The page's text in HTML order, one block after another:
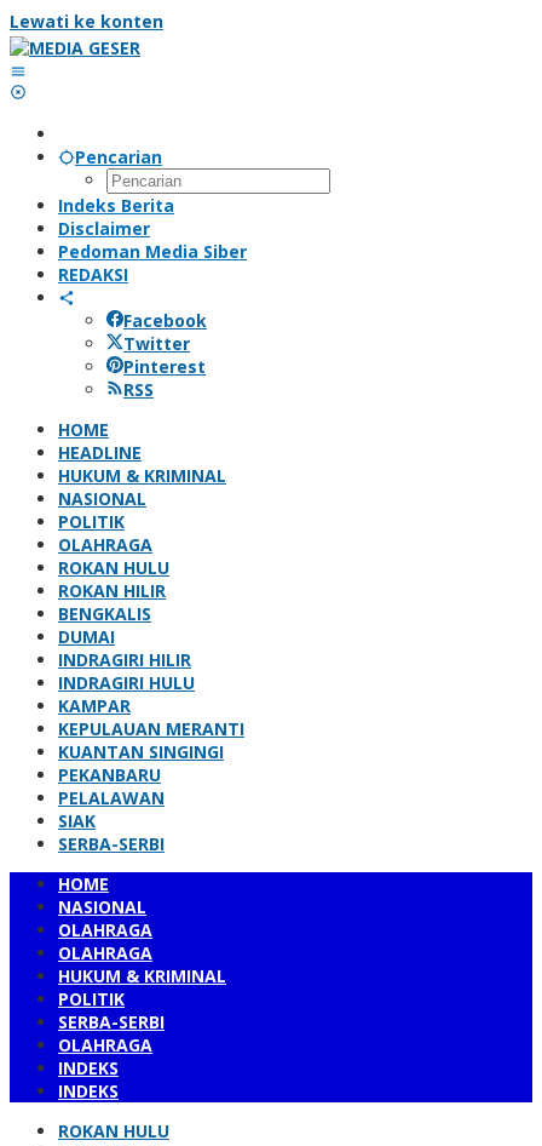
Lewati ke konten
Pencarian
Indeks Berita
Disclaimer
Pedoman Media Siber
REDAKSI
Facebook
Twitter
Pinterest
RSS
HOME
HEADLINE
HUKUM & KRIMINAL
NASIONAL
POLITIK
OLAHRAGA
ROKAN HULU
ROKAN HILIR
BENGKALIS
DUMAI
INDRAGIRI HILIR
INDRAGIRI HULU
KAMPAR
KEPULAUAN MERANTI
KUANTAN SINGINGI
PEKANBARU
PELALAWAN
SIAK
SERBA-SERBI
HOME
NASIONAL
OLAHRAGA
OLAHRAGA
HUKUM & KRIMINAL
POLITIK
SERBA-SERBI
OLAHRAGA
INDEKS
INDEKS
ROKAN HULU